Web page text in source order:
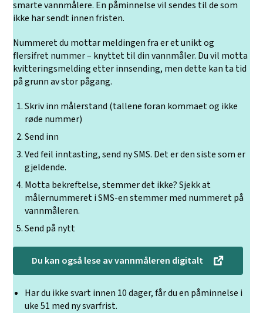
smarte vannmålere. En påminnelse vil sendes til de som
ikke har sendt innen fristen.
Nummeret du mottar meldingen fra er et unikt og
flersifret nummer – knyttet til din vannmåler. Du vil motta
kvitteringsmelding etter innsending, men dette kan ta tid
på grunn av stor pågang.
Skriv inn målerstand (tallene foran kommaet og ikke
røde nummer)
Send inn
Ved feil inntasting, send ny SMS. Det er den siste som er
gjeldende.
Motta bekreftelse, stemmer det ikke? Sjekk at
målernummeret i SMS-en stemmer med nummeret på
vannmåleren.
Send på nytt
Du kan også lese av vannmåleren digitalt
Har du ikke svart innen 10 dager, får du en påminnelse i
uke 51 med ny svarfrist.